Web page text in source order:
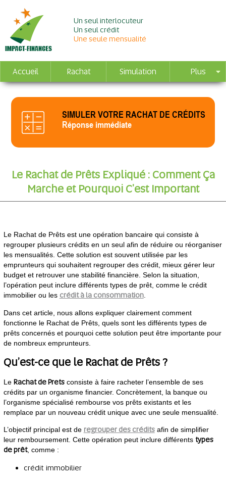
Un seul interlocuteur
Un seul crédit
Une seule mensualité
Accueil Rachat Simulation Plus
SIMULER VOTRE RACHAT DE CRÉDITS
Réponse immédiate
Le Rachat de Prêts Expliqué : Comment Ça
Marche et Pourquoi C'est Important
Le Rachat de Prêts est une opération bancaire qui consiste à
regrouper plusieurs crédits en un seul afin de réduire ou réorganiser
les mensualités. Cette solution est souvent utilisée par les
emprunteurs qui souhaitent regrouper des crédit, mieux gérer leur
budget et retrouver une stabilité financière. Selon la situation,
l’opération peut inclure différents types de prêt, comme le crédit
immobilier ou les crédit à la consommation.
Dans cet article, nous allons expliquer clairement comment
fonctionne le Rachat de Prêts, quels sont les différents types de
prêts concernés et pourquoi cette solution peut être importante pour
de nombreux emprunteurs.
Qu’est-ce que le Rachat de Prêts ?
Le Rachat de Pretsconsiste à faire racheter l’ensemble de ses
crédits par un organisme financier. Concrètement, la banque ou
l’organisme spécialisé rembourse vos prêts existants et les
remplace par un nouveau crédit unique avec une seule mensualité.
L’objectif principal est de regrouper des créditsafin de simplifier
leur remboursement. Cette opération peut inclure différents types
de prêt, comme :
crédit immobilier